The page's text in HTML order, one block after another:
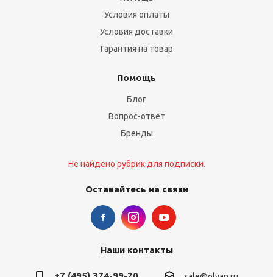
Условия оплаты
Условия доставки
Гарантия на товар
Помощь
Блог
Вопрос-ответ
Бренды
Не найдено рубрик для подписки.
Оставайтесь на связи
Наши контакты